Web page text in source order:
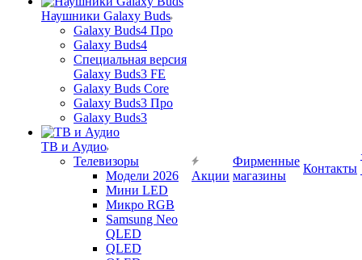
Наушники Galaxy Buds
Galaxy Buds4 Про
Galaxy Buds4
Специальная версия
Galaxy Buds3 FE
Galaxy Buds Core
Galaxy Buds3 Про
Galaxy Buds3
ТВ и Аудио
Телевизоры
Модели 2026
Мини LED
Микро RGB
Samsung Neo
QLED
QLED
Акции
Фирменные
магазины
Контакты